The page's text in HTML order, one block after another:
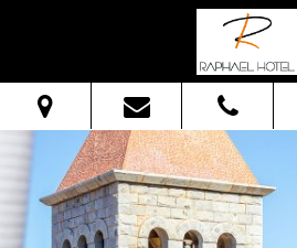
Au:
Adultes: